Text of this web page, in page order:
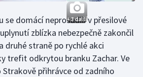
+ 3 další
se domácí neprosadili v přesilové
zblízka nebezpečně zakončil
druhé straně po rychlé akci
trefit odkrytou branku Zachar. Ve
Strakově přihrávce od zadního